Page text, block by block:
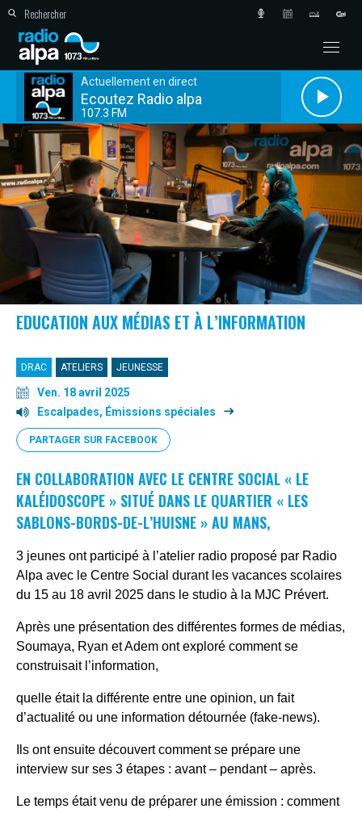
Actuellement en direct
Ecoutez Radio alpa
107.3 FM
EDUCATION AUX MÉDIAS ET À L’INFORMATION
DRAC ATELIERS JEUNESSE
Ven. 18 avril 2025
Escalpades, Émissions spéciales
PARTAGER SUR FACEBOOK
EN COLLABORATION AVEC LE CENTRE SOCIAL « LE
KALÉIDOSCOPE » SITUÉ DANS LE QUARTIER « LES
SABLONS-BORDS-DE-L’HUISNE » AU MANS,
3 jeunes ont participé à l’atelier radio proposé par Radio
Alpa avec le Centre Social durant les vacances scolaires
du 15 au 18 avril 2025 dans le studio à la MJC Prévert.
Après une présentation des différentes formes de médias,
Soumaya, Ryan et Adem ont exploré comment se
construisait l’information,
quelle était la différente entre une opinion, un fait
d’actualité ou une information détournée (fake-news).
Ils ont ensuite découvert comment se prépare une
interview sur ses 3 étapes : avant – pendant – après.
Le temps était venu de préparer une émission : comment